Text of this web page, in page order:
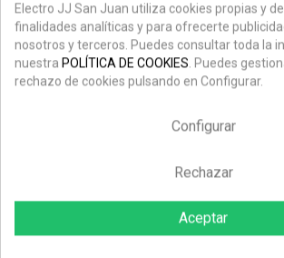
Precio
7.397,94 €Precio
regular
9.863,92 € -25%
digital 12kV Kyoritsu
regular
Electro JJ San Juan utiliza cookies propias y
finalidades analíticas y para ofrecerte
nosotros y terceros. Puedes consultar toda la
nuestra POLÍTICA DE COOKIES. Puedes
rechazo de cookies pulsando en Configurar.
Configurar
Rechazar
Aceptar